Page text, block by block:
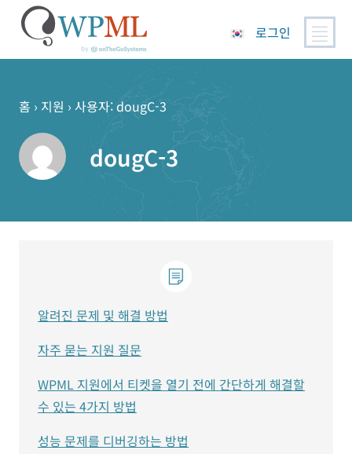
로그인
홈 › 지원 › 사용자: dougC-3
dougC-3
알려진 문제 및 해결 방법
자주 묻는 지원 질문
WPML 지원에서 티켓을 열기 전에 간단하게 해결할
수 있는 4가지 방법
성능 문제를 디버깅하는 방법